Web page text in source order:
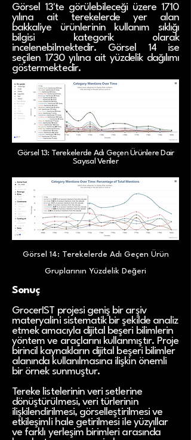
Görsel 13'te görülebileceği üzere 1710
yılına ait terekelerde yer alan
bakkaliye ürünlerinin kullanım sıklığı
bilgisi kategorik olarak
incelenebilmektedir. Görsel 14 ise
seçilen 1730 yılına ait yüzdelik dağılımı
göstermektedir.
Görsel 13: Terekelerde Adı Geçen Ürünlere Dair
Sayısal Veriler
Görsel 14: Terekelerde Adı Geçen Ürün
Gruplarının Yüzdelik Değeri
Sonuç
GrocerIST projesi geniş bir arşiv
materyalini sistematik bir şekilde analiz
etmek amacıyla dijital beşeri bilimlerin
yöntem ve araçlarını kullanmıştır. Proje
birincil kaynakların dijital beşeri bilimler
alanında kullanılmasına ilişkin önemli
bir örnek sunmuştur.
Tereke listelerinin veri setlerine
dönüştürülmesi, veri türlerinin
ilişkilendirilmesi, görselleştirilmesi ve
etkileşimli hale getirilmesi ile yüzyıllar
ve farklı yerleşim birimleri arasında